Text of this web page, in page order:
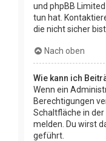
und phpBB
tun hat.
die nicht sicher
Nach oben
Wie kann ich
Wenn ein
Berechtigungen
Schaltfläche in
melden. Du wirst
geführt.